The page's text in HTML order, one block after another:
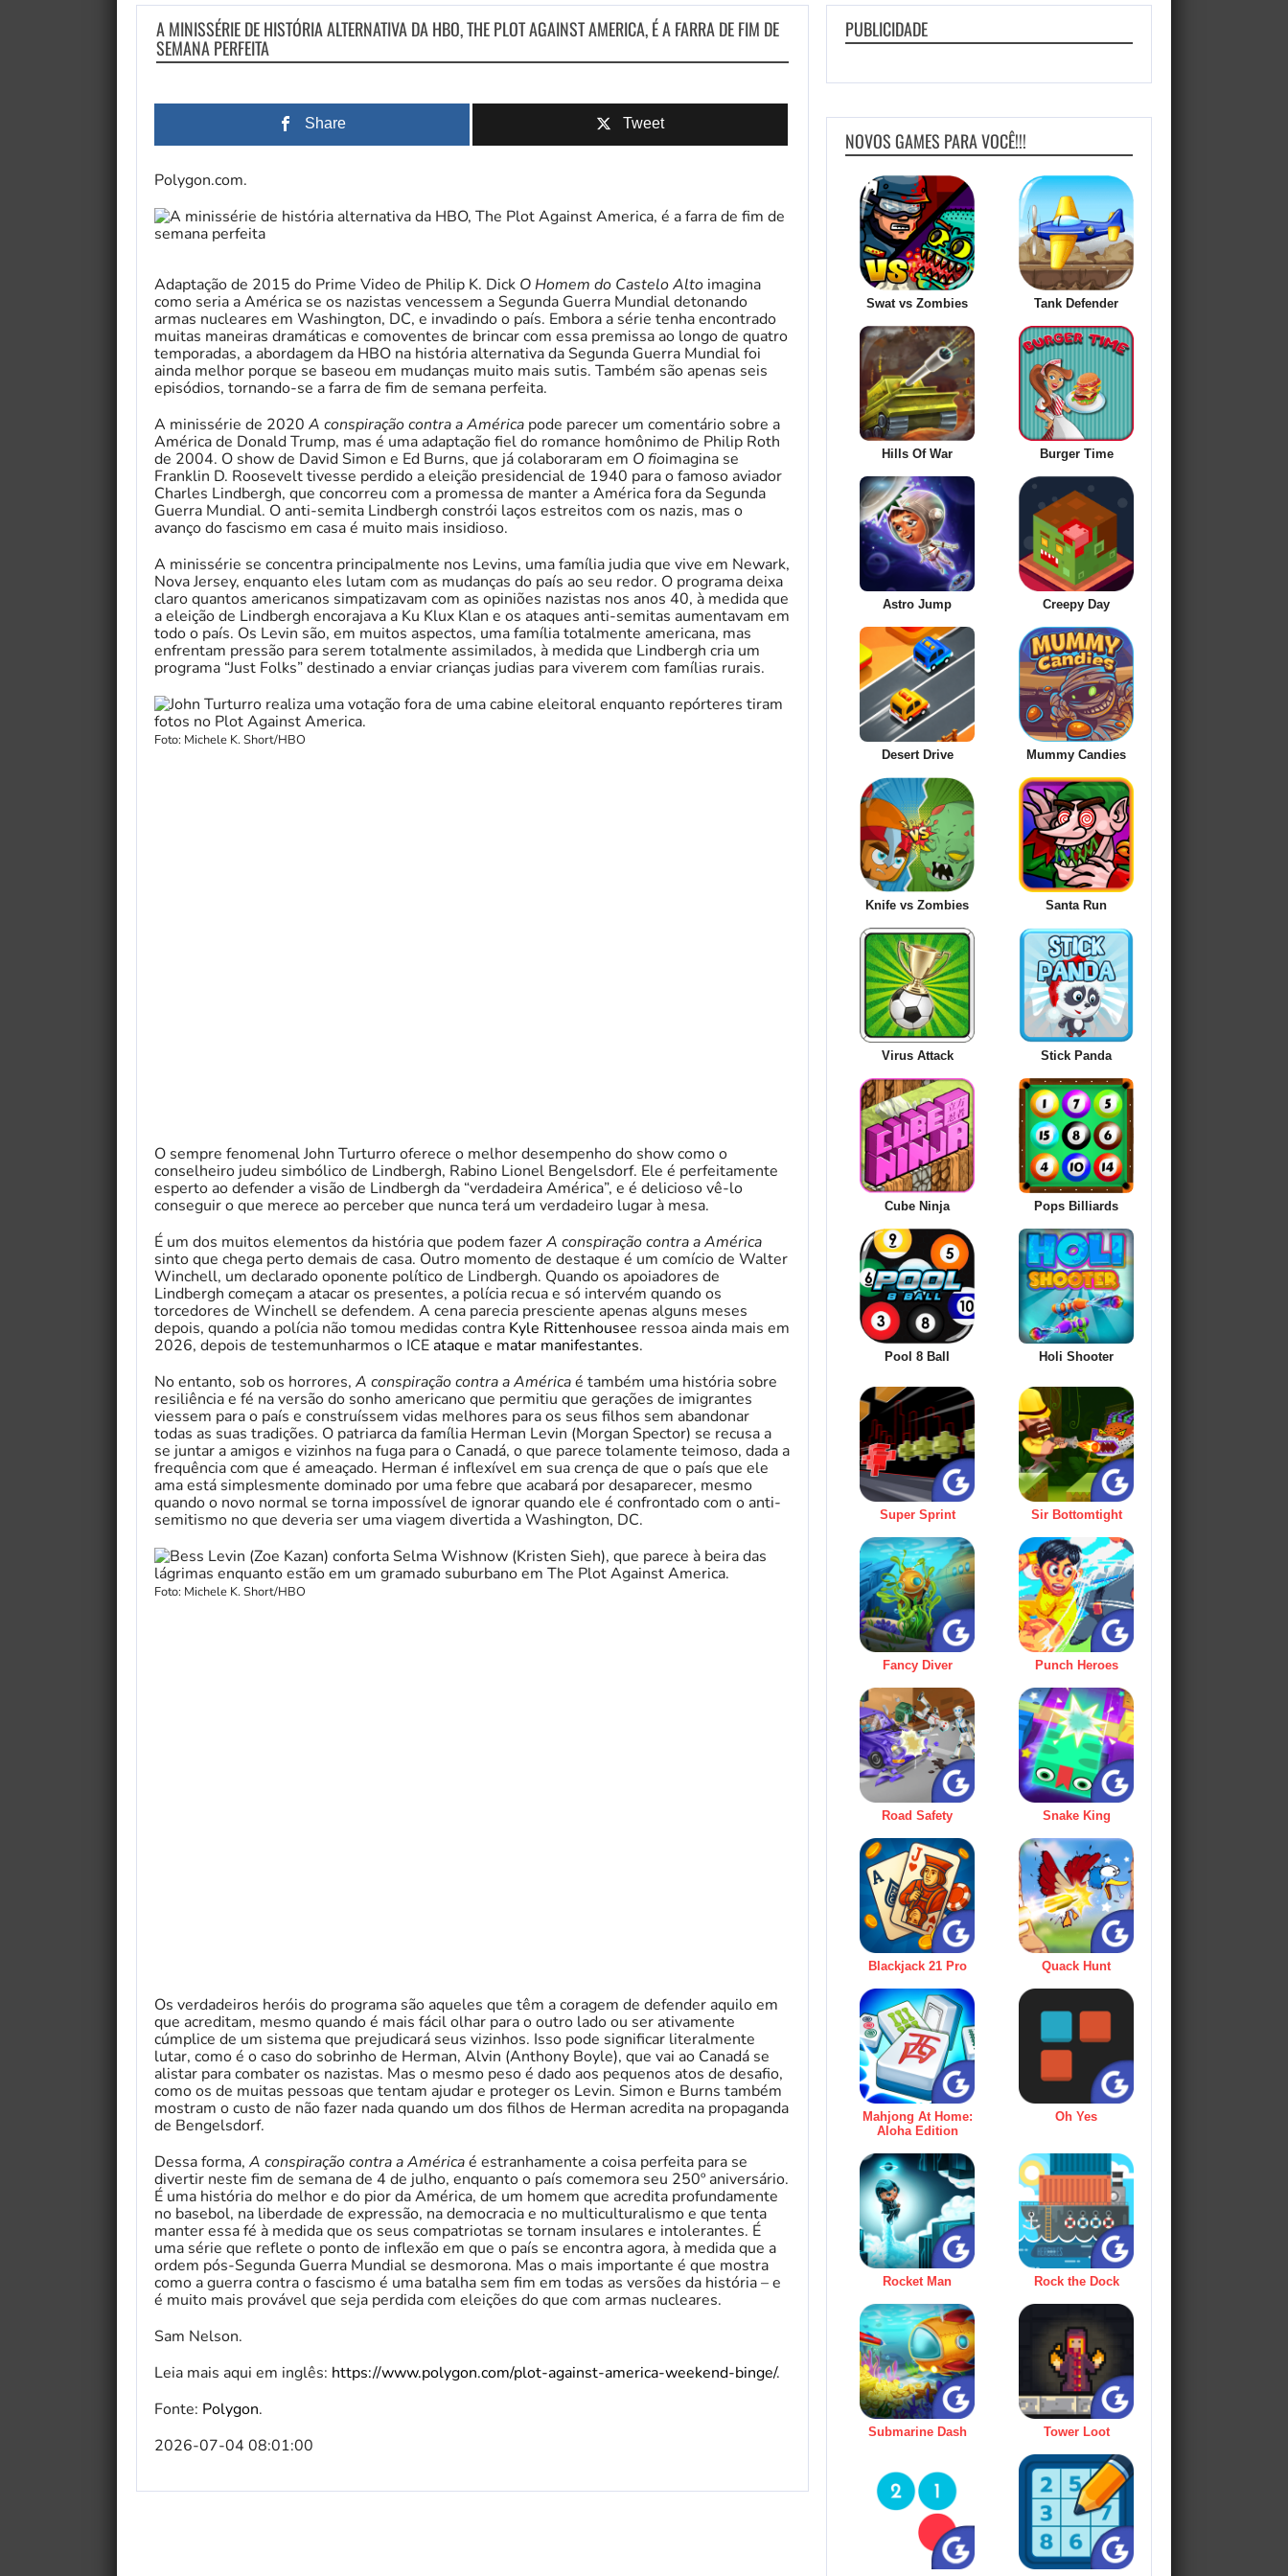
A MINISSÉRIE DE HISTÓRIA ALTERNATIVA DA HBO, THE PLOT AGAINST AMERICA, É A FARRA DE FIM DE
SEMANA PERFEITA
Share Tweet
Polygon.com.
Adaptação de 2015 do Prime Video de Philip K. Dick O Homem do Castelo Alto imagina
como seria a América se os nazistas vencessem a Segunda Guerra Mundial detonando
armas nucleares em Washington, DC, e invadindo o país. Embora a série tenha encontrado
muitas maneiras dramáticas e comoventes de brincar com essa premissa ao longo de quatro
temporadas, a abordagem da HBO na história alternativa da Segunda Guerra Mundial foi
ainda melhor porque se baseou em mudanças muito mais sutis. Também são apenas seis
episódios, tornando-se a farra de fim de semana perfeita.
A minissérie de 2020 A conspiração contra a América pode parecer um comentário sobre a
América de Donald Trump, mas é uma adaptação fiel do romance homônimo de Philip Roth
de 2004. O show de David Simon e Ed Burns, que já colaboraram em O fioimagina se
Franklin D. Roosevelt tivesse perdido a eleição presidencial de 1940 para o famoso aviador
Charles Lindbergh, que concorreu com a promessa de manter a América fora da Segunda
Guerra Mundial. O anti-semita Lindbergh constrói laços estreitos com os nazis, mas o
avanço do fascismo em casa é muito mais insidioso.
A minissérie se concentra principalmente nos Levins, uma família judia que vive em Newark,
Nova Jersey, enquanto eles lutam com as mudanças do país ao seu redor. O programa deixa
claro quantos americanos simpatizavam com as opiniões nazistas nos anos 40, à medida que
a eleição de Lindbergh encorajava a Ku Klux Klan e os ataques anti-semitas aumentavam em
todo o país. Os Levin são, em muitos aspectos, uma família totalmente americana, mas
enfrentam pressão para serem totalmente assimilados, à medida que Lindbergh cria um
programa “Just Folks” destinado a enviar crianças judias para viverem com famílias rurais.
Foto: Michele K. Short/HBO
O sempre fenomenal John Turturro oferece o melhor desempenho do show como o
conselheiro judeu simbólico de Lindbergh, Rabino Lionel Bengelsdorf. Ele é perfeitamente
esperto ao defender a visão de Lindbergh da “verdadeira América”, e é delicioso vê-lo
conseguir o que merece ao perceber que nunca terá um verdadeiro lugar à mesa.
É um dos muitos elementos da história que podem fazerA conspiração contra a América
sinto que chega perto demais de casa. Outro momento de destaque é um comício de Walter
Winchell, um declarado oponente político de Lindbergh. Quando os apoiadores de
Lindbergh começam a atacar os presentes, a polícia recua e só intervém quando os
torcedores de Winchell se defendem. A cena parecia presciente apenas alguns meses
depois, quando a polícia não tomou medidas contra Kyle Rittenhousee ressoa ainda mais em
2026, depois de testemunharmos o ICEataque e matar manifestantes.
No entanto, sob os horrores, A conspiração contra a Américaé também uma história sobre
resiliência e fé na versão do sonho americano que permitiu que gerações de imigrantes
viessem para o país e construíssem vidas melhores para os seus filhos sem abandonar
todas as suas tradições. O patriarca da família Herman Levin (Morgan Spector) se recusa a
se juntar a amigos e vizinhos na fuga para o Canadá, o que parece tolamente teimoso, dada a
frequência com que é ameaçado. Herman é inflexível em sua crença de que o país que ele
ama está simplesmente dominado por uma febre que acabará por desaparecer, mesmo
quando o novo normal se torna impossível de ignorar quando ele é confrontado com o anti-
semitismo no que deveria ser uma viagem divertida a Washington, DC.
Foto: Michele K. Short/HBO
Os verdadeiros heróis do programa são aqueles que têm a coragem de defender aquilo em
que acreditam, mesmo quando é mais fácil olhar para o outro lado ou ser ativamente
cúmplice de um sistema que prejudicará seus vizinhos. Isso pode significar literalmente
lutar, como é o caso do sobrinho de Herman, Alvin (Anthony Boyle), que vai ao Canadá se
alistar para combater os nazistas. Mas o mesmo peso é dado aos pequenos atos de desafio,
como os de muitas pessoas que tentam ajudar e proteger os Levin. Simon e Burns também
mostram o custo de não fazer nada quando um dos filhos de Herman acredita na propaganda
de Bengelsdorf.
Dessa forma, A conspiração contra a Américaé estranhamente a coisa perfeita para se
divertir neste fim de semana de 4 de julho, enquanto o país comemora seu 250º aniversário.
É uma história do melhor e do pior da América, de um homem que acredita profundamente
no basebol, na liberdade de expressão, na democracia e no multiculturalismo e que tenta
manter essa fé à medida que os seus compatriotas se tornam insulares e intolerantes. É
uma série que reflete o ponto de inflexão em que o país se encontra agora, à medida que a
ordem pós-Segunda Guerra Mundial se desmorona. Mas o mais importante é que mostra
como a guerra contra o fascismo é uma batalha sem fim em todas as versões da história – e
é muito mais provável que seja perdida com eleições do que com armas nucleares.
Sam Nelson.
Leia mais aqui em inglês: https://www.polygon.com/plot-against-america-weekend-binge/.
Fonte: Polygon.
2026-07-04 08:01:00
PUBLICIDADE
NOVOS GAMES PARA VOCÊ!!!
Swat vs Zombies Tank Defender
Hills Of War Burger Time
Astro Jump Creepy Day
Desert Drive Mummy Candies
Knife vs Zombies Santa Run
Virus Attack Stick Panda
Cube Ninja Pops Billiards
Pool 8 Ball Holi Shooter
Super Sprint Sir Bottomtight
Fancy Diver Punch Heroes
Road Safety Snake King
Blackjack 21 Pro Quack Hunt
Mahjong At Home:
Aloha Edition
Oh Yes
Rocket Man Rock the Dock
Submarine Dash Tower Loot